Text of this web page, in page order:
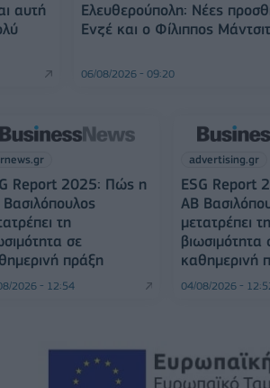
αυτή
Ελευθερούπολη: Νέες
Ενζέ και ο Φίλιππος
06/08/2026 - 09:20
Report 2025: Πώς η
τη
σε
πράξη
2026 - 12:54
advertising.gr
ESG Report
ΑΒ
μετατρέπει τη
βιωσιμότητα
καθημερινή
04/08/2026 -